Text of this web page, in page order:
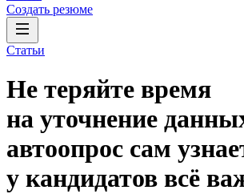
Создать резюме
Статьи
Не теряйте время
на уточнение
автоопрос сам
у кандидатов всё